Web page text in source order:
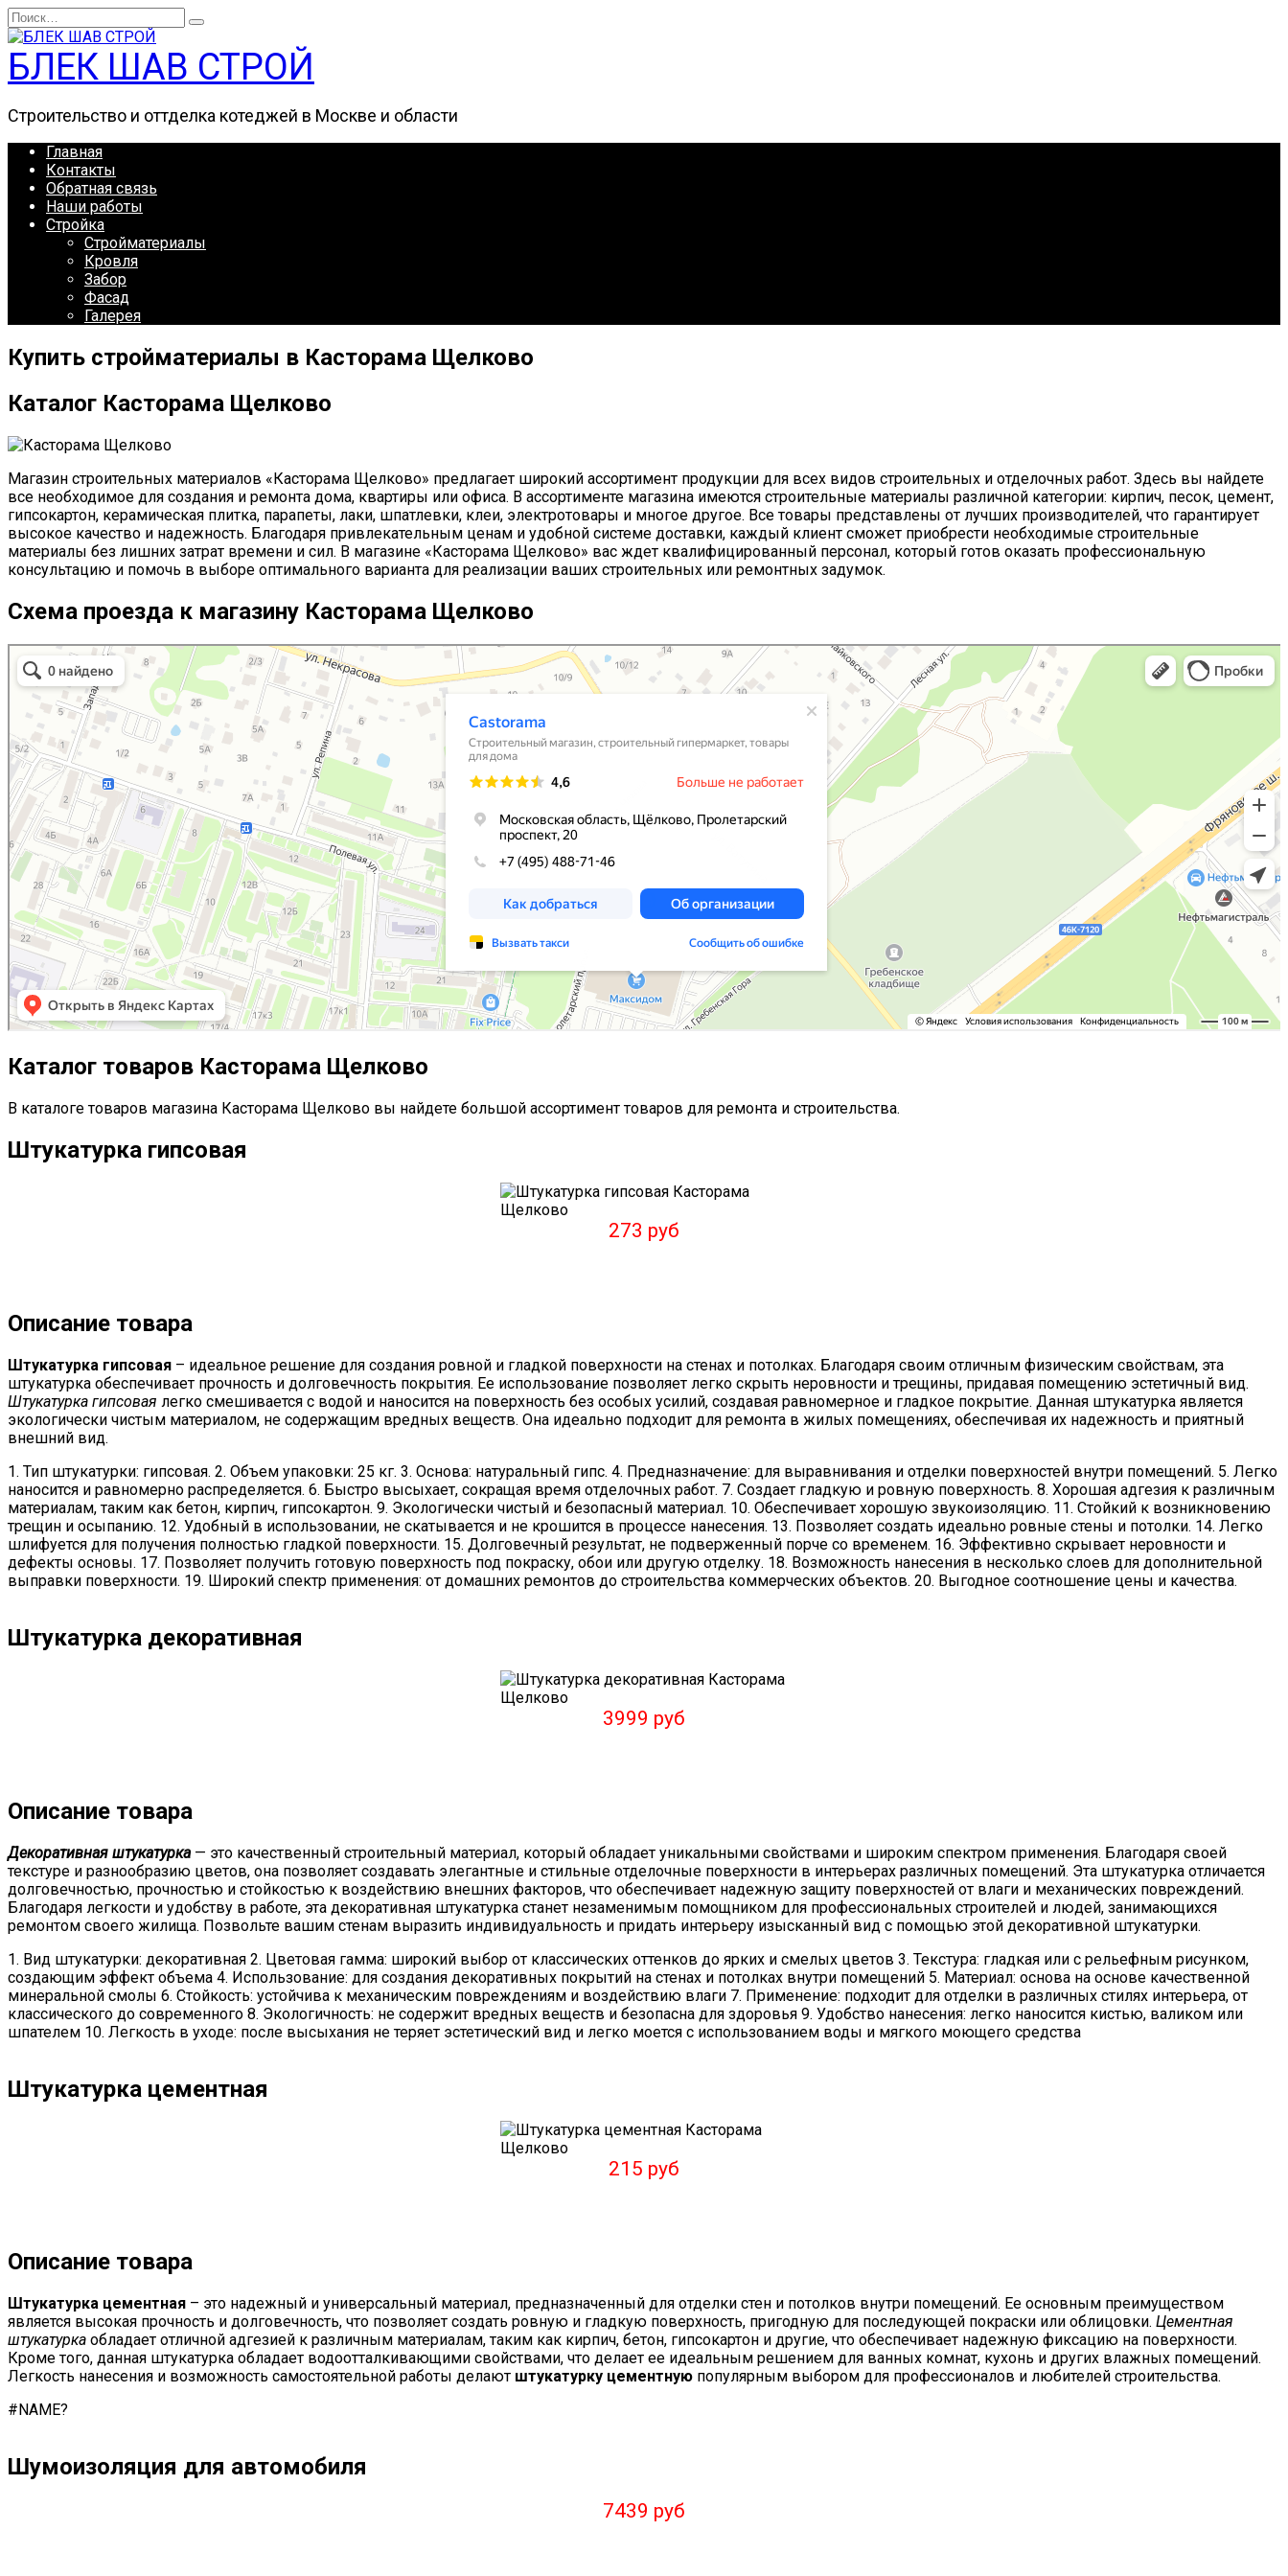
Перейти
к
содержанию
Search
for:
БЛЕК ШАВ СТРОЙ
Строительство и оттделка котеджей в Москве и области
Главная
Контакты
Обратная связь
Наши работы
Стройка
Стройматериалы
Кровля
Забор
Фасад
Галерея
Купить стройматериалы в Касторама Щелково
Каталог Касторама Щелково
Магазин строительных материалов «Касторама Щелково» предлагает широкий ассортимент продукции для всех видов строительных и отделочных работ. Здесь вы найдете
все необходимое для создания и ремонта дома, квартиры или офиса. В ассортименте магазина имеются строительные материалы различной категории: кирпич, песок, цемент,
гипсокартон, керамическая плитка, парапеты, лаки, шпатлевки, клеи, электротовары и многое другое. Все товары представлены от лучших производителей, что гарантирует
высокое качество и надежность. Благодаря привлекательным ценам и удобной системе доставки, каждый клиент сможет приобрести необходимые строительные
материалы без лишних затрат времени и сил. В магазине «Касторама Щелково» вас ждет квалифицированный персонал, который готов оказать профессиональную
консультацию и помочь в выборе оптимального варианта для реализации ваших строительных или ремонтных задумок.
Схема проезда к магазину Касторама Щелково
Castorama
Строительный гипермаркет в Щёлково
Товары для дома в Щёлково
Каталог товаров Касторама Щелково
В каталоге товаров магазина Касторама Щелково вы найдете большой ассортимент товаров для ремонта и строительства.
Штукатурка гипсовая
273 руб
Описание товара
Штукатурка гипсовая – идеальное решение для создания ровной и гладкой поверхности на стенах и потолках. Благодаря своим отличным физическим свойствам, эта
штукатурка обеспечивает прочность и долговечность покрытия. Ее использование позволяет легко скрыть неровности и трещины, придавая помещению эстетичный вид.
Штукатурка гипсовая легко смешивается с водой и наносится на поверхность без особых усилий, создавая равномерное и гладкое покрытие. Данная штукатурка является
экологически чистым материалом, не содержащим вредных веществ. Она идеально подходит для ремонта в жилых помещениях, обеспечивая их надежность и приятный
внешний вид.
1. Тип штукатурки: гипсовая. 2. Объем упаковки: 25 кг. 3. Основа: натуральный гипс. 4. Предназначение: для выравнивания и отделки поверхностей внутри помещений. 5. Легко
наносится и равномерно распределяется. 6. Быстро высыхает, сокращая время отделочных работ. 7. Создает гладкую и ровную поверхность. 8. Хорошая адгезия к различным
материалам, таким как бетон, кирпич, гипсокартон. 9. Экологически чистый и безопасный материал. 10. Обеспечивает хорошую звукоизоляцию. 11. Стойкий к возникновению
трещин и осыпанию. 12. Удобный в использовании, не скатывается и не крошится в процессе нанесения. 13. Позволяет создать идеально ровные стены и потолки. 14. Легко
шлифуется для получения полностью гладкой поверхности. 15. Долговечный результат, не подверженный порче со временем. 16. Эффективно скрывает неровности и
дефекты основы. 17. Позволяет получить готовую поверхность под покраску, обои или другую отделку. 18. Возможность нанесения в несколько слоев для дополнительной
выправки поверхности. 19. Широкий спектр применения: от домашних ремонтов до строительства коммерческих объектов. 20. Выгодное соотношение цены и качества.
Штукатурка декоративная
3999 руб
Описание товара
Декоративная штукатурка— это качественный строительный материал, который обладает уникальными свойствами и широким спектром применения. Благодаря своей
текстуре и разнообразию цветов, она позволяет создавать элегантные и стильные отделочные поверхности в интерьерах различных помещений. Эта штукатурка отличается
долговечностью, прочностью и стойкостью к воздействию внешних факторов, что обеспечивает надежную защиту поверхностей от влаги и механических повреждений.
Благодаря легкости и удобству в работе, эта декоративная штукатурка станет незаменимым помощником для профессиональных строителей и людей, занимающихся
ремонтом своего жилища. Позвольте вашим стенам выразить индивидуальность и придать интерьеру изысканный вид с помощью этой декоративной штукатурки.
1. Вид штукатурки: декоративная 2. Цветовая гамма: широкий выбор от классических оттенков до ярких и смелых цветов 3. Текстура: гладкая или с рельефным рисунком,
создающим эффект объема 4. Использование: для создания декоративных покрытий на стенах и потолках внутри помещений 5. Материал: основа на основе качественной
минеральной смолы 6. Стойкость: устойчива к механическим повреждениям и воздействию влаги 7. Применение: подходит для отделки в различных стилях интерьера, от
классического до современного 8. Экологичность: не содержит вредных веществ и безопасна для здоровья 9. Удобство нанесения: легко наносится кистью, валиком или
шпателем 10. Легкость в уходе: после высыхания не теряет эстетический вид и легко моется с использованием воды и мягкого моющего средства
Штукатурка цементная
215 руб
Описание товара
Штукатурка цементная – это надежный и универсальный материал, предназначенный для отделки стен и потолков внутри помещений. Ее основным преимуществом
является высокая прочность и долговечность, что позволяет создать ровную и гладкую поверхность, пригодную для последующей покраски или облицовки. Цементная
штукатурка обладает отличной адгезией к различным материалам, таким как кирпич, бетон, гипсокартон и другие, что обеспечивает надежную фиксацию на поверхности.
Кроме того, данная штукатурка обладает водоотталкивающими свойствами, что делает ее идеальным решением для ванных комнат, кухонь и других влажных помещений.
Легкость нанесения и возможность самостоятельной работы делают штукатурку цементную популярным выбором для профессионалов и любителей строительства.
#NAME?
Шумоизоляция для автомобиля
7439 руб